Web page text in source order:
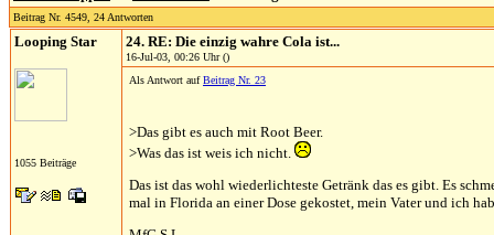
Beitrag Nr. 4549, 24 Antworten
Looping Star
1055 Beiträge
24. RE: Die einzig wahre Cola ist...
16-Jul-03, 00:26 Uhr ()
Als Antwort aufBeitrag Nr. 23
>Das gibt es auch mit Root Beer.
>Was das ist weis ich nicht.
Das ist das wohl wiederlichteste Getränk das es gibt. Es
mal in Florida an einer Dose gekostet, mein Vater und ich